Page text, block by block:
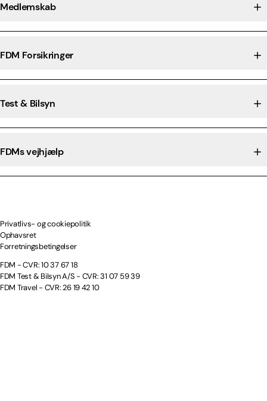
Medlemskab
FDM Forsikringer
Test & Bilsyn
FDMs vejhjælp
Privatlivs- og cookiepolitik
Ophavsret
Forretningsbetingelser
FDM - CVR: 10 37 67 18
FDM Test & Bilsyn A/S - CVR: 31 07 59 39
FDM Travel - CVR: 26 19 42 10